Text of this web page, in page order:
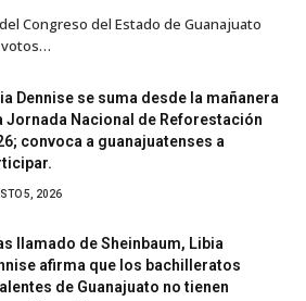
Congreso del Estado de Guanajuato
votos…
Dennise se suma desde la mañanera
Jornada Nacional de Reforestación
convoca a guanajuatenses a
5, 2026
llamado de Sheinbaum, Libia
afirma que los bachilleratos
de Guanajuato no tienen